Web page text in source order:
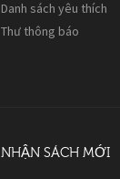
Danh sách yêu thích
Thư thông báo
NHẬN SÁCH MỚI